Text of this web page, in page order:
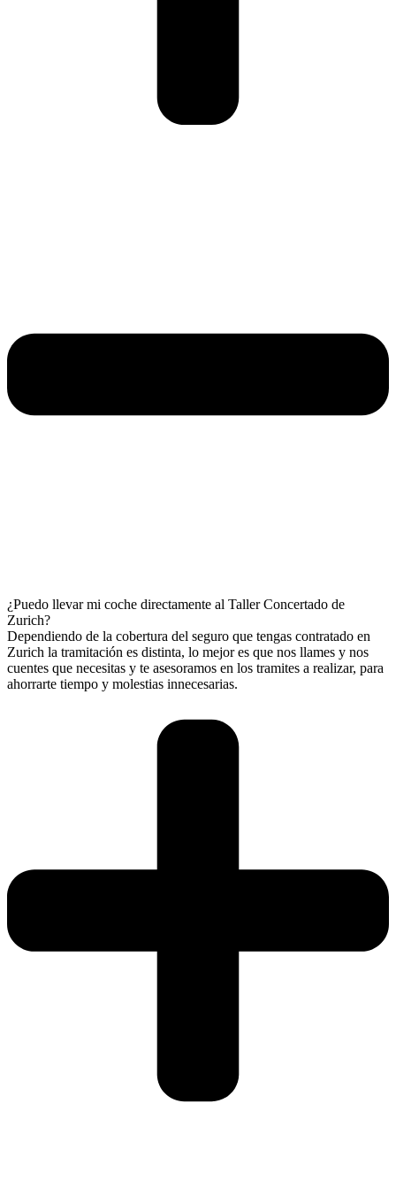
¿Puedo llevar mi coche directamente al Taller Concertado de
Zurich?
Dependiendo de la cobertura del seguro que tengas contratado en
Zurich la tramitación es distinta, lo mejor es que nos llames y nos
cuentes que necesitas y te asesoramos en los tramites a realizar, para
ahorrarte tiempo y molestias innecesarias.